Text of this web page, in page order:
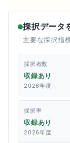
採択データ
主要な採択指
採択者数
収録あり
2026年度
採択率
収録あり
2026年度